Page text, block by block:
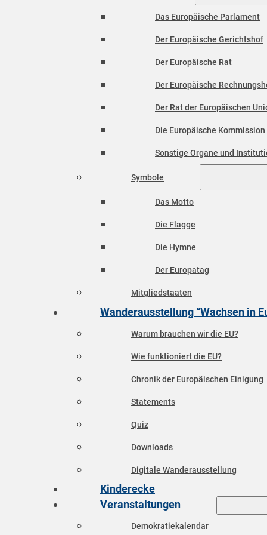
Das Europäische Parlament
Der Europäische Gerichtshof
Der Europäische Rat
Der Europäische
Der Rat der Europäischen
Die Europäische Kommission
Sonstige Organe und
Symbole
Das Motto
Die Flagge
Die Hymne
Der Europatag
Mitgliedstaaten
Wanderausstellung “Wachsen in
Warum brauchen wir die EU?
Wie funktioniert die EU?
Chronik der Europäischen Einigung
Statements
Quiz
Downloads
Digitale Wanderausstellung
Kinderecke
Veranstaltungen
Demokratiekalendar